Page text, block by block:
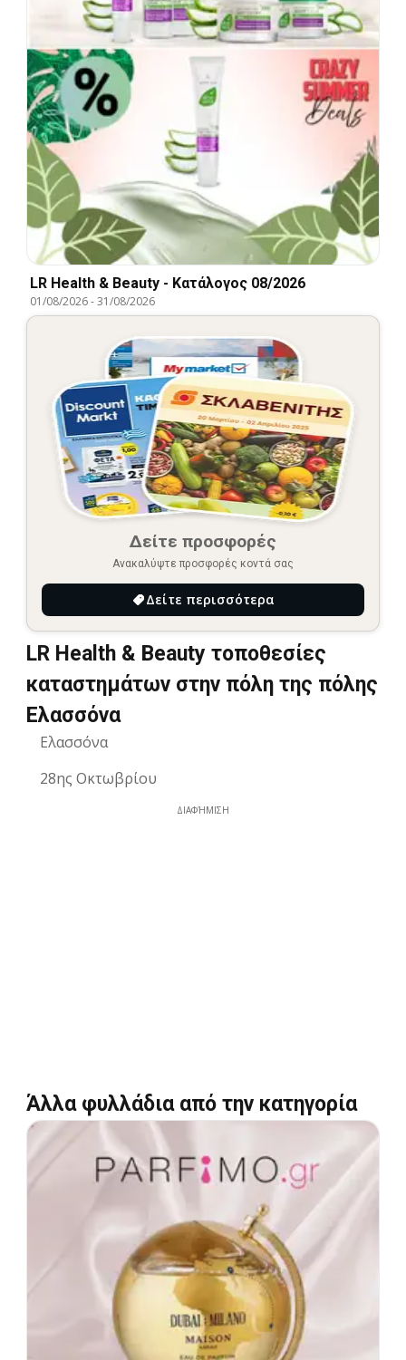
LR Health & Beauty - Kατάλογος 08/2026
01/08/2026-31/08/2026
Δείτε προσφορές
Ανακαλύψτε προσφορές κοντά σας
Δείτε περισσότερα
LR Health & Beauty τοποθεσίες
καταστημάτων στην πόλη της πόλης
Ελασσόνα
Ελασσόνα
28ης Οκτωβρίου
ΔΙΑΦΉΜΙΣΗ
Άλλα φυλλάδια από την κατηγορία